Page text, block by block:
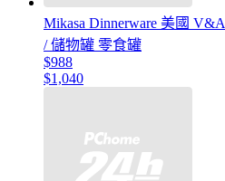
Mikasa Dinnerware 美國
/ 儲物罐 零食罐
$988
$1,040